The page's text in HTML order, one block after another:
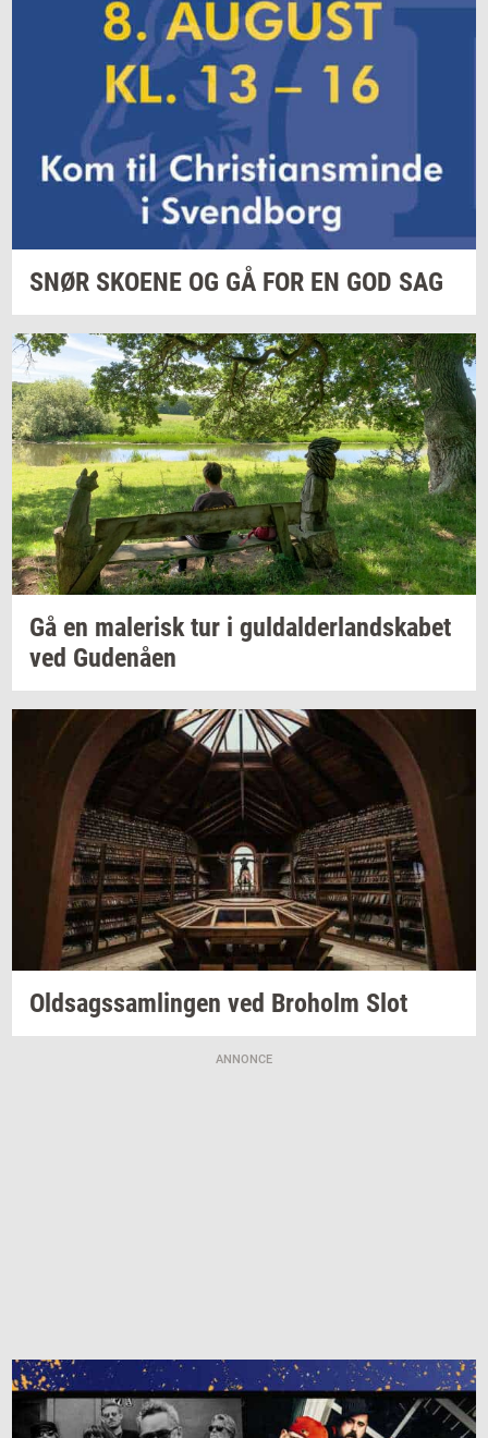
SNØR SKO­E­NE OG GÅ FOR EN GOD SAG
Gå en ma­le­risktur i gul­dal­der­land­ska­bet
ved Gu­denå­en
Oldsags­sam­lin­gen ved Bro­holm Slot
ANNONCE